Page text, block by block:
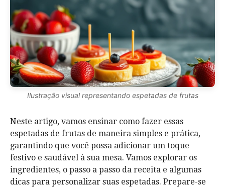
Ilustração visual representando espetadas de frutas
Neste artigo, vamos ensinar como fazer essas
espetadas de frutas de maneira simples e prática,
garantindo que você possa adicionar um toque
festivo e saudável à sua mesa. Vamos explorar os
ingredientes, o passo a passo da receita e algumas
dicas para personalizar suas espetadas. Prepare-se